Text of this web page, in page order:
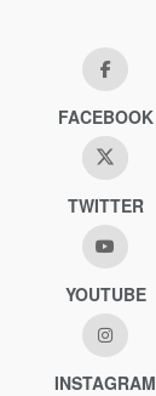
FACEBOOK
TWITTER
YOUTUBE
INSTAGRAM